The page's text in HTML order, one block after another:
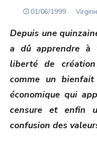
POSTED
01/06/1999 Author
Depuis une
a dû apprendre à
liberté de
comme un
économique qui
censure et enfin
confusion des